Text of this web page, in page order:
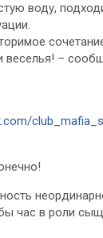
воду,
веселья! –
час в роли